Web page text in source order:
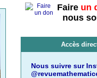
Faire un
nous
Accès
Nous suivre sur